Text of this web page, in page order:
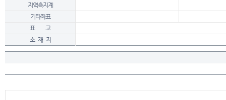
지역측지계
기타좌표
표 고
소 재 지